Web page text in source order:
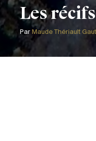
Les
Par Maude Thériault